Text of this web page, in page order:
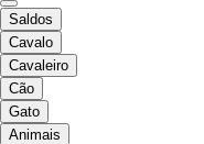
Saldos
Cavalo
Cavaleiro
Cão
Gato
Animais